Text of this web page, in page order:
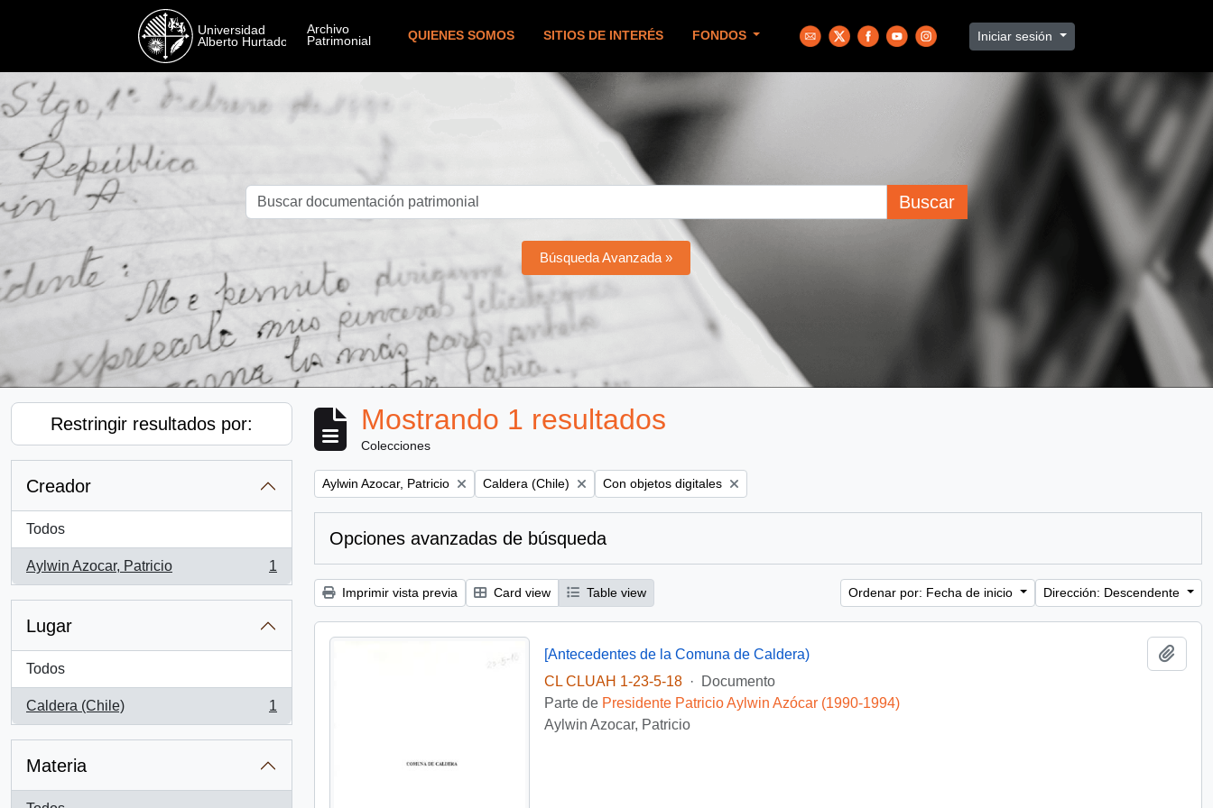
QUIENES SOMOS SITIOS DE INTERÉS FONDOS Iniciar sesión
Buscar
Búsqueda Avanzada »
Restringir resultados por:
Creador
Todos
Aylwin Azocar, Patricio
, 1 resultados
1
Lugar
Todos
Caldera (Chile)
, 1 resultados
1
Materia
Mostrando 1 resultados
Colecciones
Remove filter:
Aylwin Azocar, Patricio Remove filter:
Caldera (Chile) Remove filter:
Con objetos digitales
Opciones avanzadas de búsqueda
Imprimir vista previa Card view Table view Ordenar por: Fecha de inicio Dirección: Descendente
[Antecedentes de la Comuna de Caldera)
CL CLUAH 1-23-5-18
·
Documento
Parte de Presidente Patricio Aylwin Azócar (1990-1994)
Aylwin Azocar, Patricio